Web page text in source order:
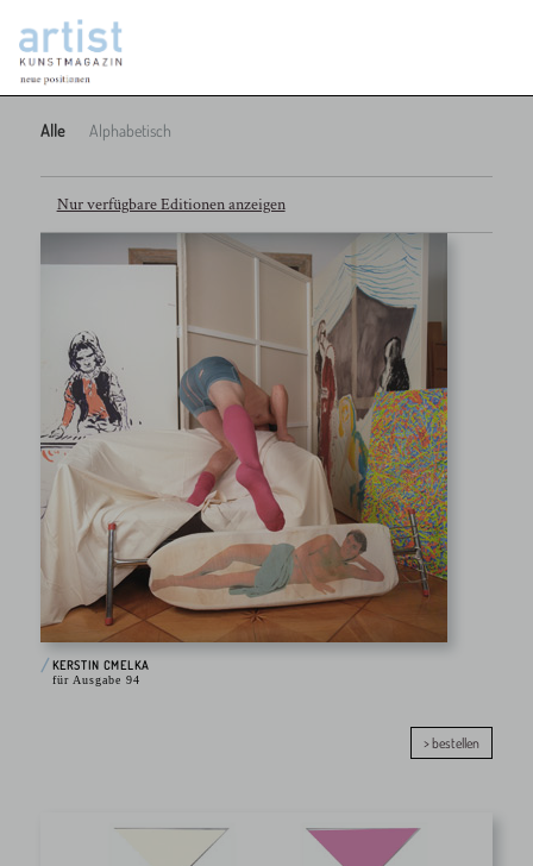
Alle Alphabetisch
Nur verfügbare Editionen anzeigen
KERSTIN CMELKA
für Ausgabe 94
> bestellen